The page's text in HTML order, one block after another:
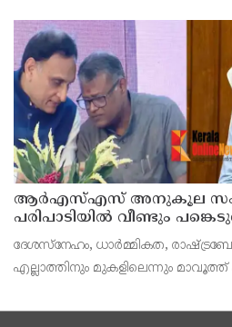
ആര്‍എസ്എസ് അനുകൂല
പരിപാടിയില്‍ വീണ്ടും
ചാന്‍സലര്‍ ഡോ. ഡി മാവൂത്ത്
ദേശസ്നേഹം, ധാര്‍മ്മികത,
എല്ലാത്തിനും മുകളിലെന്നും